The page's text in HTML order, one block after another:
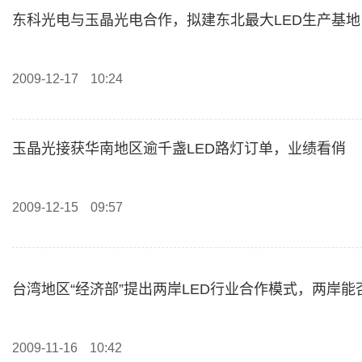
东科光电与玉晶光电合作，拟建东北最大LED生产基地
2009-12-17 10:24
玉晶光接获华南地区逾千盏LED路灯订单，业绩看俏
2009-12-15 09:57
台湾地区“经济部”提出两岸LED行业合作模式，两岸能
2009-11-16 10:42